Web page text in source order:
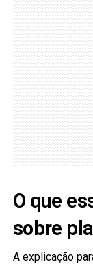
O que
sobre
A explicação